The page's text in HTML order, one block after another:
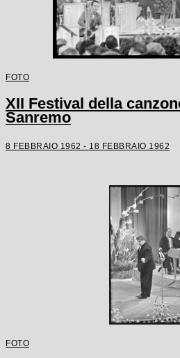
FOTO
XII Festival della
Sanremo
8 FEBBRAIO 1962 - 18 FEBBRAIO 1962
FOTO